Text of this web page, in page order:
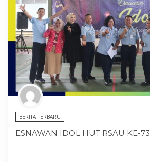
BERITA TERBARU
ESNAWAN IDOL HUT RSAU KE-73